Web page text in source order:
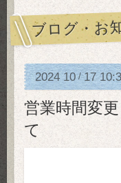
ブログ・お
2024 10/17
営業時間変
て